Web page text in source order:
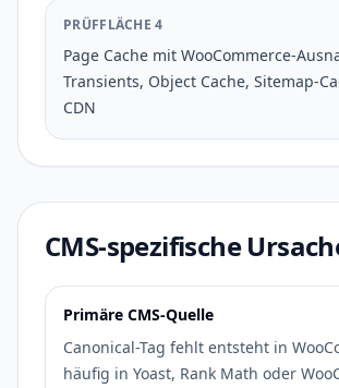
PRÜFFLÄCHE 4
Page Cache mit WooCommerce-
Transients, Object Cache, Sitemap-
CDN
CMS-spezifische
Primäre CMS-Quelle
Canonical-Tag fehlt entsteht in
häufig in Yoast, Rank Math oder